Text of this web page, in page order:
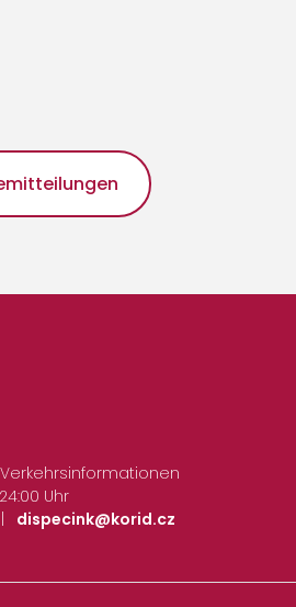
Uhr
dispecink@korid.cz